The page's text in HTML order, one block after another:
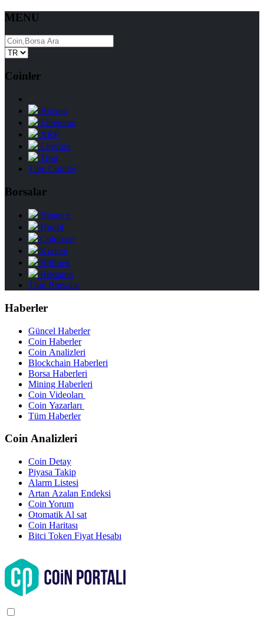
MENU
Coinler
Bitcoin
Ethereum
XRP
Litecoin
Tron
Tüm Coinler
Borsalar
Binance
Huobi
Coinbase
Kraken
Bitfinex
Bitstamp
Tüm Borsalar
Haberler
Güncel Haberler
Coin Haberler
Coin Analizleri
Blockchain Haberleri
Borsa Haberleri
Mining Haberleri
Coin Videoları
Coin Yazarları
Tüm Haberler
Coin Analizleri
Coin Detay
Piyasa Takip
Alarm Listesi
Artan Azalan Endeksi
Coin Yorum
Otomatik Al sat
Coin Haritası
Bitci Token Fiyat Hesabı